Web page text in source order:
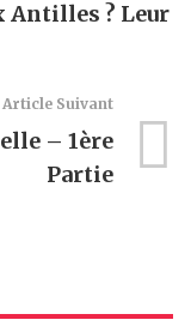
Antilles ? Leur
Article Suivant
– 1ère
Partie